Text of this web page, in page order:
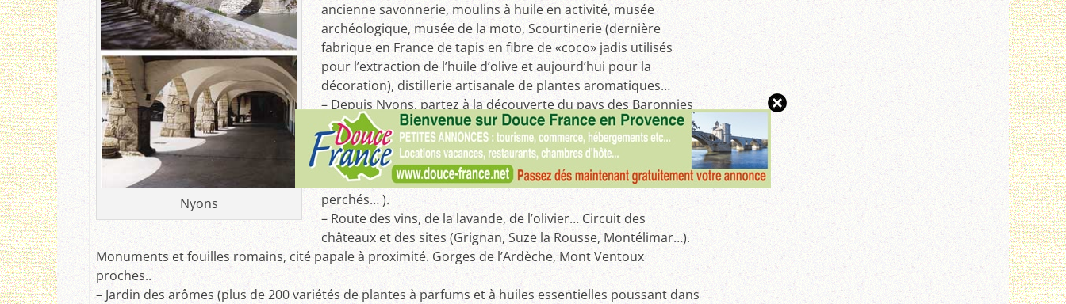
Nyons
ancienne savonnerie, moulins à huile en activité, musée
archéologique, musée de la moto, Scourtinerie (dernière
fabrique en France de tapis en fibre de «coco» jadis utilisés
pour l’extraction de l’huile d’olive et aujourd’hui pour la
décoration), distillerie artisanale de plantes aromatiques…
– Depuis Nyons, partez à la découverte du pays des Baronnies
et des premiers contreforts des Préalpes : nature préservée
avec une flore très riche (plantes méditerranéennes et
exotiques) et des paysages grandioses (champs de lavandes,
terrasses d’olivier…), gorges et vallées sinueuses, villages
perchés… ).
– Route des vins, de la lavande, de l’olivier… Circuit des
châteaux et des sites (Grignan, Suze la Rousse, Montélimar…).
Monuments et fouilles romains, cité papale à proximité. Gorges de l’Ardèche, Mont Ventoux
proches..
– Jardin des arômes (plus de 200 variétés de plantes à parfums et à huiles essentielles poussant dans